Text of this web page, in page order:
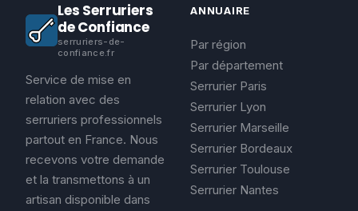
Les Serruriers
de Confiance
serruriers-de-
confiance.fr
Service de mise en
relation avec des
serruriers professionnels
partout en France. Nous
recevons votre demande
et la transmettons à un
artisan disponible dans
ANNUAIRE
Par région
Par département
Serrurier Paris
Serrurier Lyon
Serrurier Marseille
Serrurier Bordeaux
Serrurier Toulouse
Serrurier Nantes